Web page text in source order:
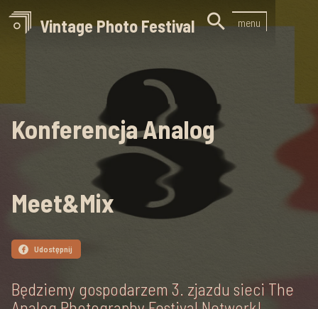
Vintage Photo Festival  menu
Konferencja Analog
Meet&Mix
 Udostępnij
Będziemy gospodarzem 3. zjazdu sieci The